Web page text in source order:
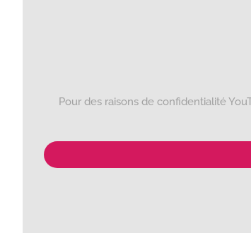
Pour des raisons de confidentialité